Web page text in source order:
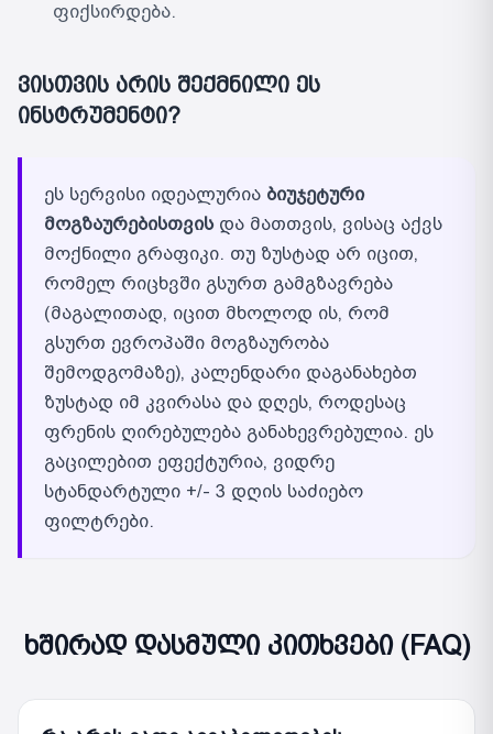
ფიქსირდება.
ვისთვის არის შექმნილი ეს
ინსტრუმენტი?
ეს სერვისი იდეალურია ბიუჯეტური
მოგზაურებისთვისდა მათთვის, ვისაც აქვს
მოქნილი გრაფიკი. თუ ზუსტად არ იცით,
რომელ რიცხვში გსურთ გამგზავრება
(მაგალითად, იცით მხოლოდ ის, რომ
გსურთ ევროპაში მოგზაურობა
შემოდგომაზე), კალენდარი დაგანახებთ
ზუსტად იმ კვირასა და დღეს, როდესაც
ფრენის ღირებულება განახევრებულია. ეს
გაცილებით ეფექტურია, ვიდრე
სტანდარტული +/- 3 დღის საძიებო
ფილტრები.
ხშირად დასმული კითხვები (FAQ)